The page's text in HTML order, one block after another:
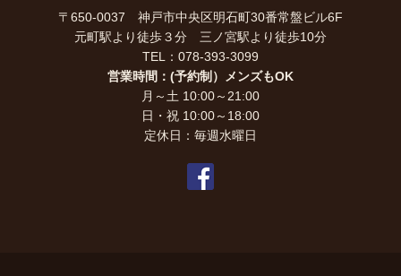
〒650-0037 神戸市中央区明石町30番常盤ビル6F
元町駅より徒歩３分 三ノ宮駅より徒歩10分
TEL：078-393-3099
営業時間：(予約制）メンズもOK
月～土 10:00～21:00
日・祝 10:00～18:00
定休日：毎週水曜日